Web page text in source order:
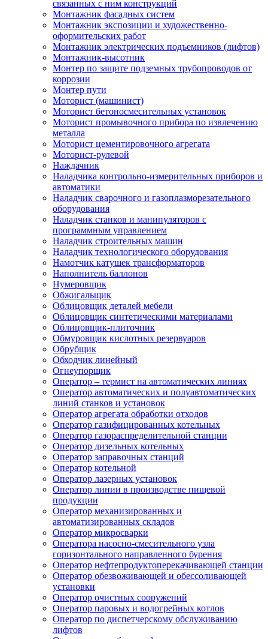
связанных с ним конструкций
Монтажник фасадных систем
Монтажник экспозиции и художественно-
оформительских работ
Монтажник электрических подъемников (лифтов)
Монтажник-высотник
Монтер по защите подземных трубопроводов от
коррозии
Монтер пути
Моторист (машинист)
Моторист бетоносмесительных установок
Моторист промывочного прибора по извлечению
металла
Моторист цементировочного агрегата
Моторист-рулевой
Наждачник
Наладчика контрольно-измерительных приборов и
автоматики
Наладчик сварочного и газоплазморезательного
оборудования
Наладчик станков и манипуляторов с
программным управлением
Наладчик строительных машин
Наладчик технологического оборудования
Намотчик катушек трансформаторов
Наполнитель баллонов
Нумеровщик
Обжигальщик
Облицовщик деталей мебели
Облицовщик синтетическими материалами
Облицовщик-плиточник
Обмуровщик кислотных резервуаров
Обрубщик
Обходчик линейный
Огнеупорщик
Оператор – термист на автоматических линиях
Оператор автоматических и полуавтоматических
линий станков и установок
Оператор агрегата обработки отходов
Оператор газифицированных котельных
Оператор газораспределительной станции
Оператор дизельных котельных
Оператор заправочных станций
Оператор котельной
Оператор лазерных установок
Оператор линии в производстве пищевой
продукции
Оператор механизированных и
автоматизированных складов
Оператор микросварки
Оператора насосно-смесительного узла
горизонтального направленного бурения
Оператор нефтепродуктоперекачивающей станции
Оператор обезвоживающей и обессоливающей
установки
Оператор очистных сооружений
Оператор паровых и водогрейных котлов
Оператор по диспетчерскому обслуживанию
лифтов